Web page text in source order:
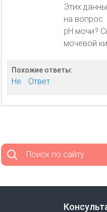
Этих
на вопрос.
рН мочи?
мочевой
Похожие ответы:
Не Ответ
Поиск по сайту